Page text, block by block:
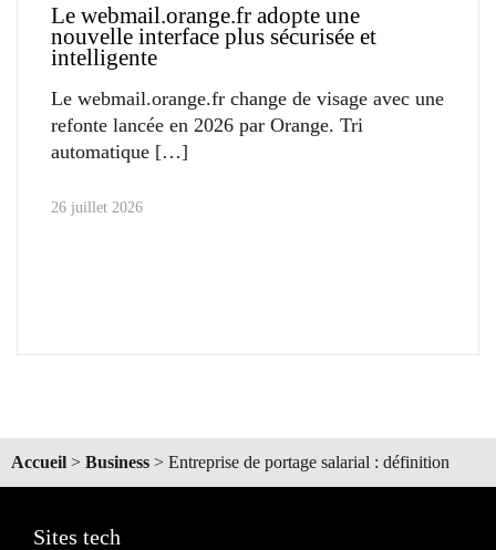
Le webmail.orange.fr adopte une
nouvelle interface plus sécurisée et
intelligente
Le webmail.orange.fr change de visage avec une
refonte lancée en 2026 par Orange. Tri
automatique
26 juillet 2026
Accueil > Business > Entreprise de portage salarial : définition
Sites tech